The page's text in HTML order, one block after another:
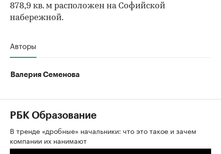
878,9 кв. м расположен на Софийской
набережной.
Авторы
Валерия Семенова
РБК Образование
В тренде «дробные» начальники: что это такое и зачем
компании их нанимают